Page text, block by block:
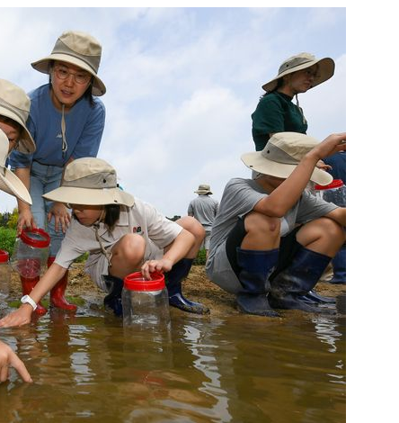
"출근길에 우연히 복권 샀는
원 당첨자 사연은?
‘탄약 고갈 보도’에 격노한 트
색출하라”
서울 백화점 돌며 명품 20차
30대 중국인 실형
4
"숙련된 모습" 통영 60대女
제로 갈 가능성 있나…범인의
5
李, '20·30 민심' 확보에 분
'청년 지지' 사수 위해 李 견제